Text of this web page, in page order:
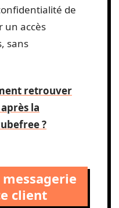
de
un accès
sans
retrouver
la
?
client